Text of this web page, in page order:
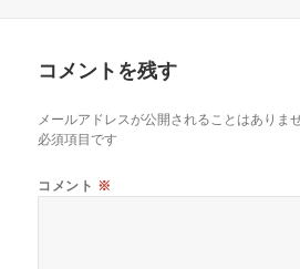
コメントを残す
メールアドレスが公開されることはありませ
必須項目です
コメント ※